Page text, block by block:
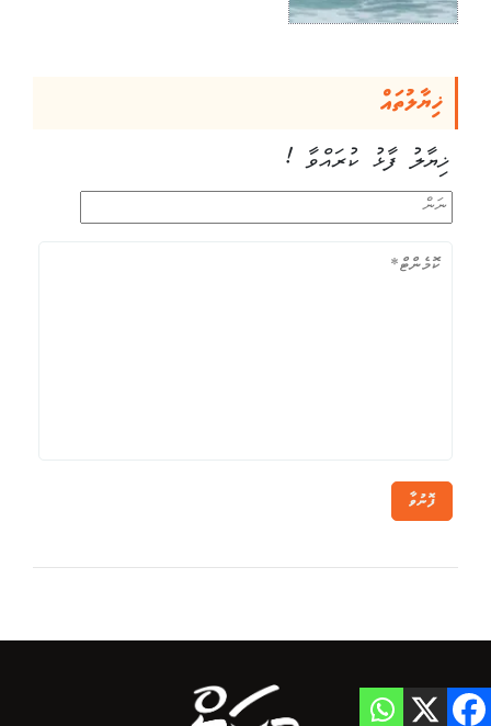
ޚިޔާލުތައް
ޚިޔާލު ފާޅު ކުރައްވާ !
ފޮނުވާ